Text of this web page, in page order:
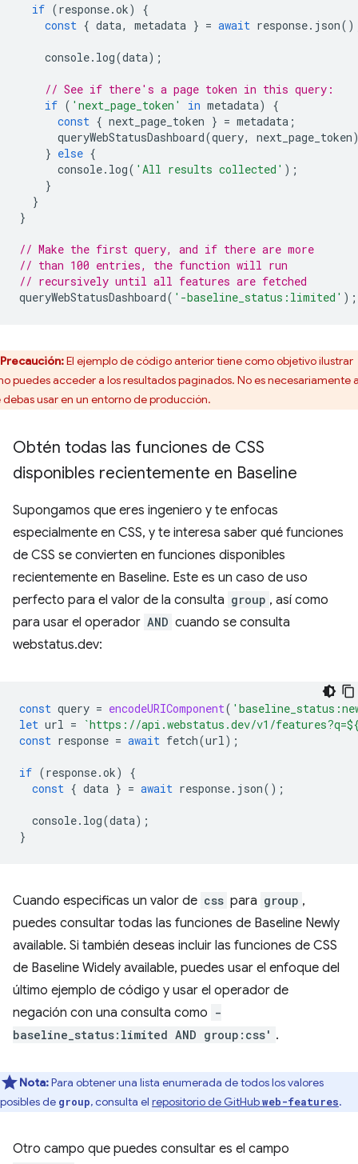
if (response.ok)
{
const { data, metadata } = await response. json
console. log(data);
// See if there's a page token in this query:
if ( 'next_page_token' in metadata)
{
const { next_page_token } = metadata ;
queryWebStatusDashboard(query, next_page_token
} else {
console. log( 'All results collected' );
}
}
}
// Make the first query, and if there are more
// than 100 entries, the function will run
// recursively until all features are fetched
queryWebStatusDashboard( '-baseline_status:limited' );
Precaución:El ejemplo de código anterior tiene como objetivo ilustrar
puedes acceder a los resultados paginados. No es necesariamente
debas usar en un entorno de producción.
Obtén todas las funciones de CSS
disponibles recientemente en Baseline
Supongamos que eres ingeniero y te enfocas
especialmente en CSS, y te interesa saber qué funciones
de CSS se convierten en funciones disponibles
recientemente en Baseline. Este es un caso de uso
perfecto para el valor de la consulta group , así como
para usar el operador AND cuando se consulta
webstatus.dev:
const query = encodeURIComponent(
let url = `https://api.webstatus.dev/v1/features?q=
const response = await fetch(url);
if (response.ok)
{
const { data } = await response. json();
console. log(data);
}
Cuando especificas un valor de css para group ,
puedes consultar todas las funciones de Baseline Newly
available. Si también deseas incluir las funciones de CSS
de Baseline Widely available, puedes usar el enfoque del
último ejemplo de código y usar el operador de
negación con una consulta como -
baseline_status:limited AND group:css' .
Nota:Para obtener una lista enumerada de todos los valores
posibles de group, consulta el repositorio de GitHubweb-features.
Otro campo que puedes consultar es el campo